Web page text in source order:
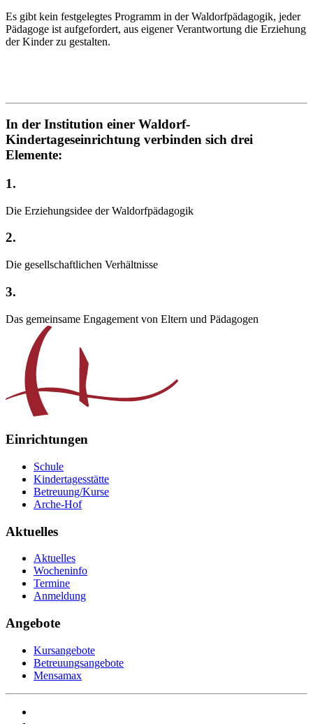
Es gibt kein festgelegtes Programm in der Waldorfpädagogik, jeder
Pädagoge ist aufgefordert, aus eigener Verantwortung die Erziehung
der Kinder zu gestalten.
In der Institution einer Waldorf-
Kindertageseinrichtung verbinden sich drei
Elemente:
1.
Die Erziehungsidee der Waldorfpädagogik
2.
Die gesellschaftlichen Verhältnisse
3.
Das gemeinsame Engagement von Eltern und Pädagogen
Einrichtungen
Schule
Kindertagesstätte
Betreuung/Kurse
Arche-Hof
Aktuelles
Aktuelles
Wocheninfo
Termine
Anmeldung
Angebote
Kursangebote
Betreuungsangebote
Mensamax